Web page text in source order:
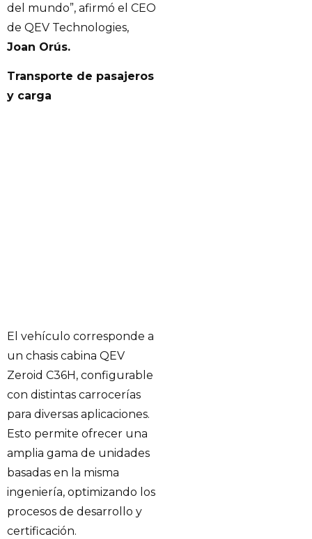
del mundo”, afirmó el CEO
de QEV Technologies,
Joan Orús.
Transporte de pasajeros
y carga
El vehículo corresponde a
un chasis cabina QEV
Zeroid C36H, configurable
con distintas carrocerías
para diversas aplicaciones.
Esto permite ofrecer una
amplia gama de unidades
basadas en la misma
ingeniería, optimizando los
procesos de desarrollo y
certificación.